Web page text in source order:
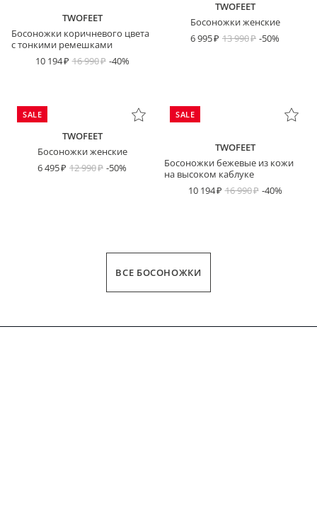
TWOFEET
Босоножки коричневого цвета
с тонкими ремешками
10 194
16 990 -40%
TWOFEET
Босоножки женские
6 995
13 990 -50%
SALE
TWOFEET
Босоножки женские
6 495
12 990 -50%
SALE
TWOFEET
Босоножки бежевые из кожи
на высоком каблуке
10 194
16 990 -40%
ВСЕ БОСОНОЖКИ